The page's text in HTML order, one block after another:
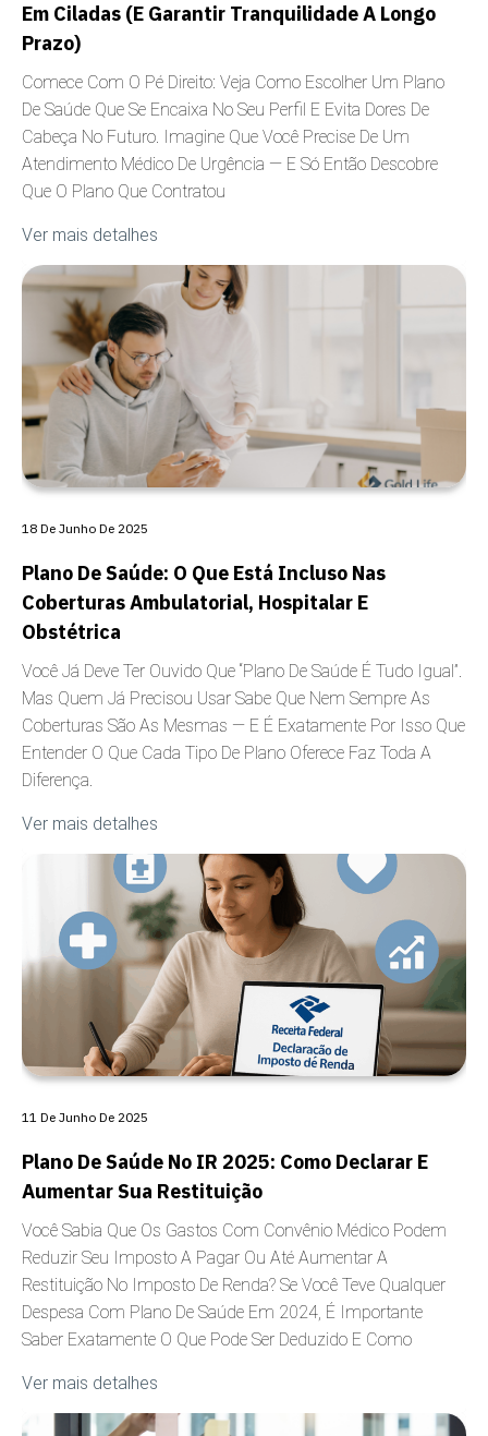
Em Ciladas (e Garantir Tranquilidade A Longo
Prazo)
Comece Com O Pé Direito: Veja Como Escolher Um Plano
De Saúde Que Se Encaixa No Seu Perfil E Evita Dores De
Cabeça No Futuro. Imagine Que Você Precise De Um
Atendimento Médico De Urgência — E Só Então Descobre
Que O Plano Que Contratou
Ver mais detalhes
Plano De Saúde: O Que Está Incluso Nas
Coberturas Ambulatorial, Hospitalar E
Obstétrica
Você Já Deve Ter Ouvido Que “plano De Saúde É Tudo Igual”.
Mas Quem Já Precisou Usar Sabe Que Nem Sempre As
Coberturas São As Mesmas — E É Exatamente Por Isso Que
Entender O Que Cada Tipo De Plano Oferece Faz Toda A
Diferença.
Ver mais detalhes
18 De Junho De 2025
Plano De Saúde No IR 2025: Como Declarar E
Aumentar Sua Restituição
Você Sabia Que Os Gastos Com Convênio Médico Podem
Reduzir Seu Imposto A Pagar Ou Até Aumentar A
Restituição No Imposto De Renda? Se Você Teve Qualquer
Despesa Com Plano De Saúde Em 2024, É Importante
Saber Exatamente O Que Pode Ser Deduzido E Como
Ver mais detalhes
11 De Junho De 2025